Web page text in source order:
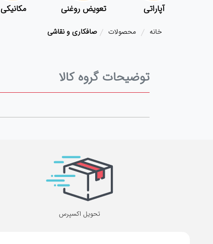
آپاراتی تعویض روغنی مکانیکی
خانه محصولات صافکاری و نقاشی
توضیحات گروه کالا
تحویل اکسپرس